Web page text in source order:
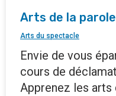
Arts de la parole
Arts du spectacle
Envie de vous
cours de
Apprenez les arts